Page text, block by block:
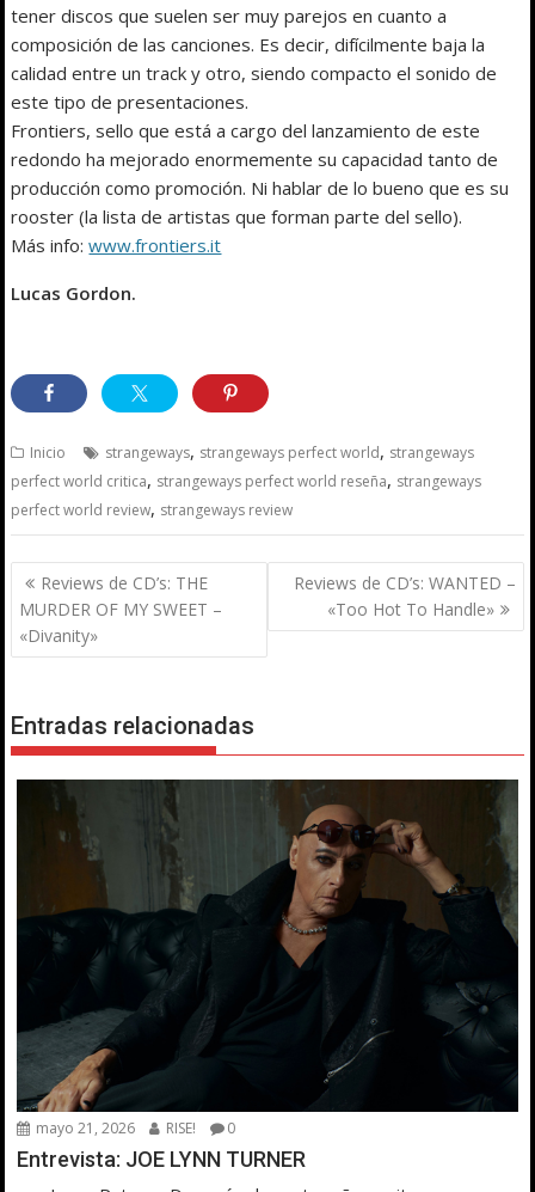
tener discos que suelen ser muy parejos en cuanto a
composición de las canciones. Es decir, difícilmente baja la
calidad entre un track y otro, siendo compacto el sonido de
este tipo de presentaciones.
Frontiers, sello que está a cargo del lanzamiento de este
redondo ha mejorado enormemente su capacidad tanto de
producción como promoción. Ni hablar de lo bueno que es su
rooster (la lista de artistas que forman parte del sello).
Más info:www.frontiers.it
Lucas Gordon.
Inicio strangeways, strangeways perfect world, strangeways
perfect world critica, strangeways perfect world reseña, strangeways
perfect world review, strangeways review
Navegación
de
entradas
Reviews de CD’s: THE
MURDER OF MY SWEET –
«Divanity»
Reviews de CD’s: WANTED –
«Too Hot To Handle»
Entradas relacionadas
mayo 21, 2026 RISE! 0
Entrevista: JOE LYNN TURNER